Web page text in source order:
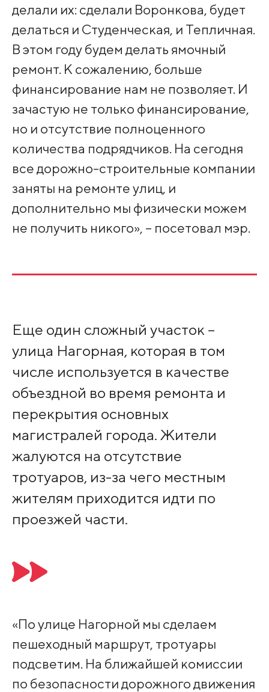
делали их: сделали Воронкова, будет
делаться и Студенческая, и Тепличная.
В этом году будем делать ямочный
ремонт. К сожалению, больше
финансирование нам не позволяет. И
зачастую не только финансирование,
но и отсутствие полноценного
количества подрядчиков. На сегодня
все дорожно-строительные компании
заняты на ремонте улиц, и
дополнительно мы физически можем
не получить никого», – посетовал мэр.
Еще один сложный участок –
улица Нагорная, которая в том
числе используется в качестве
объездной во время ремонта и
перекрытия основных
магистралей города. Жители
жалуются на отсутствие
тротуаров, из-за чего местным
жителям приходится идти по
проезжей части.
«По улице Нагорной мы сделаем
пешеходный маршрут, тротуары
подсветим. На ближайшей комиссии
по безопасности дорожного движения